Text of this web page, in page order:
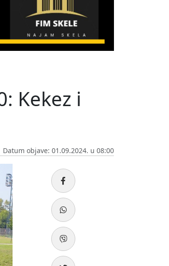
Kekez i
Datum objave: 01.09.2024. u 08:00